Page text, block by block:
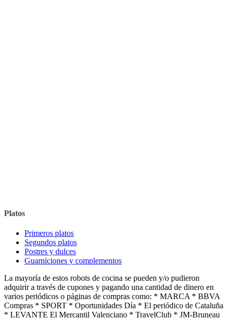
Platos
Primeros platos
Segundos platos
Postres y dulces
Guarniciones y complementos
La mayoría de estos robots de cocina se pueden y/o pudieron
adquirir a través de cupones y pagando una cantidad de dinero en
varios periódicos o páginas de compras como: * MARCA * BBVA
Compras * SPORT * Oportunidades Día * El periódico de Cataluña
* LEVANTE El Mercantil Valenciano * TravelClub * JM-Bruneau